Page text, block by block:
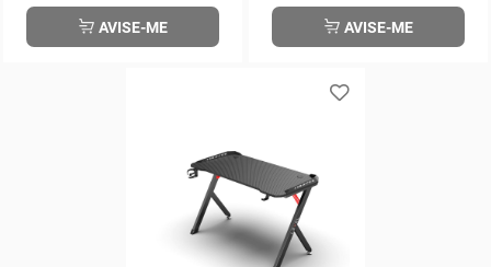
AVISE-ME AVISE-ME